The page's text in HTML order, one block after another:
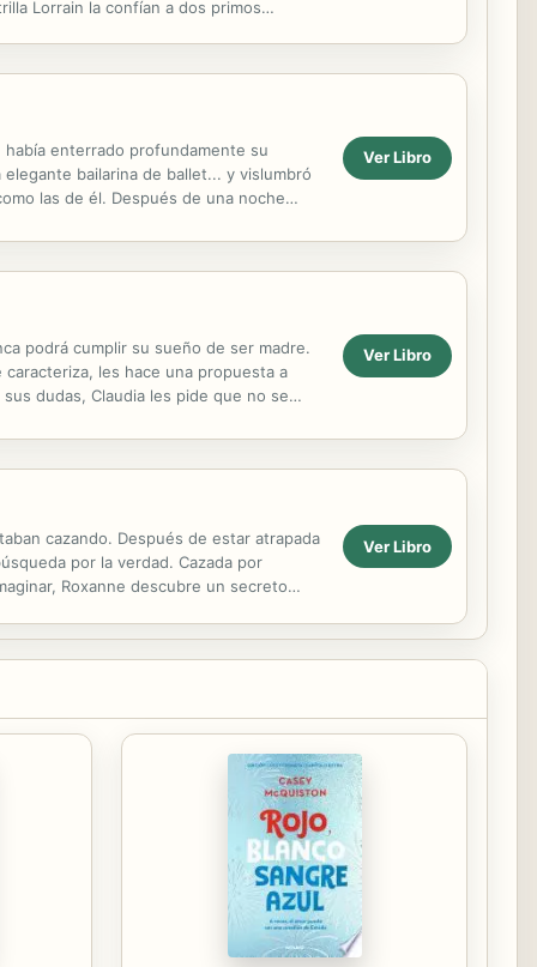
Lorrain la confían a dos primos
había enterrado profundamente su
bailarina de ballet... y vislumbró
las de él. Después de una noche
Ver Libro
podrá cumplir su sueño de ser madre.
caracteriza, les hace una propuesta a
dudas, Claudia les pide que no se
Ver Libro
cazando. Después de estar atrapada
por la verdad. Cazada por
Roxanne descubre un secreto
Ver Libro